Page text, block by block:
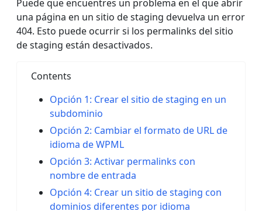
Puede que encuentres un problema en el que abrir
una página en un sitio de staging devuelva un error
404. Esto puede ocurrir si los permalinks del sitio
de staging están desactivados.
Contents
Opción 1: Crear el sitio de staging en un
subdominio
Opción 2: Cambiar el formato de URL de
idioma de WPML
Opción 3: Activar permalinks con
nombre de entrada
Opción 4: Crear un sitio de staging con
dominios diferentes por idioma